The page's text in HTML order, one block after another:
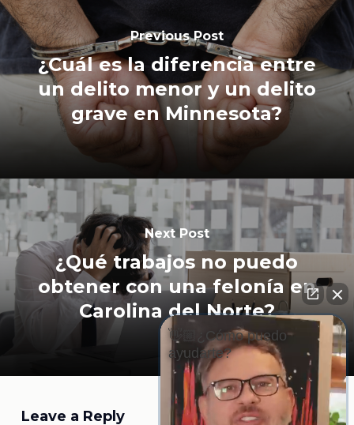
Previous Post
¿Cuál es la diferencia entre
un delito menor y un delito
grave en Minnesota?
Next Post
¿Qué trabajos no puedo
obtener con una felonía en
Carolina del Norte?
Leave a Reply
👋🏼¿Cómo puedo
ayudarte?